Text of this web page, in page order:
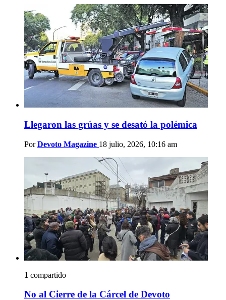
Llegaron las grúas y se desató la polémica
Por Devoto Magazine 18 julio, 2026, 10:16 am
1 compartido
No al Cierre de la Cárcel de Devoto